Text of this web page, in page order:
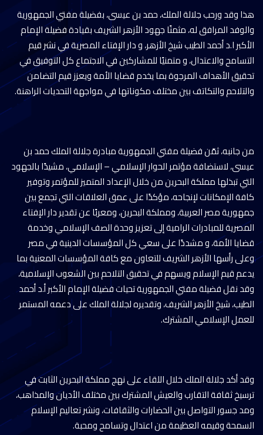
هذا وقد ورحب جلالة الملك، حمد بن عيسى، بفضيلة مفتي الجمهورية
والوفد المرافق له، مثمنًا جهود الأزهر الشريف بقيادة فضيلة الإمام
الأكبر ا.د أحمد الطيب شيخ الأزهر، و دار الإفتاء المصرية في نشر قيم
التسامح والاعتدال، و متمنيًا للمشاركين في الاجتماع كل التوفيق في
تحقيق الأهداف المرجوة بما يخدم قضايا الأمة ويعزز قيم التضامن
والتلاحم والتكاتف بين مختلف مكوناتها في مواجهة التحديات الراهنة.
من جانبه، ثمّن فضيلة مفتي الجمهورية مبادرة جلالة الملك حمد بن
عيسى، لاستضافة مؤتمر الحوار الإسلامي – الإسلامي، مشيدًا بالجهود
التي تبذلها مملكة البحرين من خلال الإعداد المتميز للمؤتمر وتوفير
كافة الإمكانات لإنجاحه، مؤكدًا على عمق العلاقات التي تجمع بين
جمهورية مصر العربية، ومملكة البحرين، ومعربًا عن تقدير دار الإفتاء
المصرية للمبادرات الرامية إلى تعزيز وحدة الصف الإسلامي وخدمة
قضايا الأمة، و مشددًا على سعي كل المؤسسات الدينية في مصر
وعلى رأسها الأزهر الشريف للتعاون مع كافة المؤسسات المعنية بما
يدعم قيم الإسلام ويسهم في تحقيق التلاحم بين الشعوب الإسلامية،
وقد نقل فضيلة مفتي الجمهورية تحيات فضيلة الإمام الأكبر أ.د أحمد
الطيب، شيخ الأزهر الشريف، وتقديره لجلالة الملك على دعمه المستمر
للعمل الإسلامي المشترك.
وقد أكد جلالة الملك خلال اللقاء على نهج مملكة البحرين الثابت في
ترسيخ ثقافة التقارب والعيش المشترك بين مختلف الأديان والمذاهب،
ومد جسور التواصل بين الحضارات والثقافات، ونشر تعاليم الإسلام
السمحة وقيمه العظيمة من اعتدال وتسامح ومحبة.